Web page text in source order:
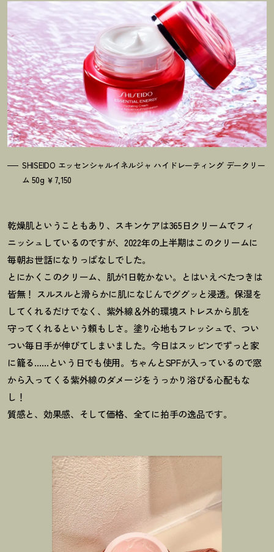
SHISEIDO エッセンシャルイネルジャ ハイドレーティング デークリー
ム 50g ￥7,150
乾燥肌ということもあり、スキンケアは365日クリームでフィ
ニッシュしているのですが、2022年の上半期はこのクリームに
毎朝お世話になりっぱなしでした。
とにかくこのクリーム、肌が1日乾かない。とはいえべたつきは
皆無！ スルスルと滑らかに肌になじんでググッと浸透。保湿を
してくれるだけでなく、紫外線＆外的環境ストレスから肌を
守ってくれるという頼もしさ。塗り心地もフレッシュで、つい
つい毎日手が伸びてしまいました。今日はスッピンでずっと家
に籠る……という日でも使用。ちゃんとSPFが入っているので窓
から入ってくる紫外線のダメージをうっかり浴びる心配もな
し ！
質感と、効果感、そして価格、全てに拍手の逸品です。